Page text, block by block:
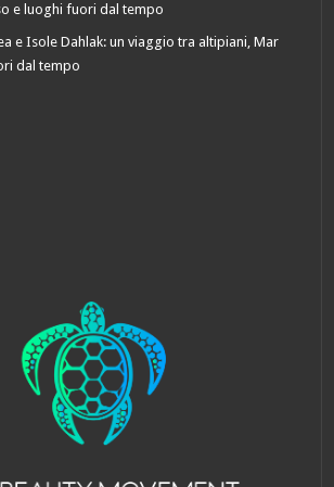
e luoghi fuori dal tempo
e Isole Dahlak: un viaggio tra altipiani, Mar
dal tempo